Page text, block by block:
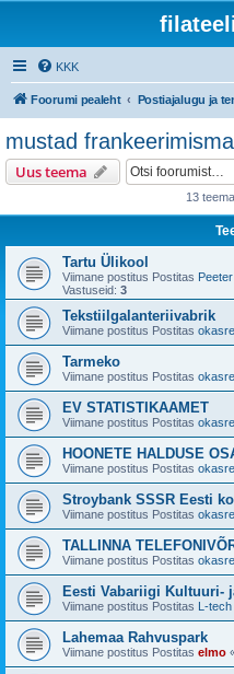
KKK
Foorumi pealeht
mustad
Uus teema
13
Tartu Ülikool
Viimane postitus Postitas
Vastuseid: 3
Tekstiilgalanteriivabrik
Viimane postitus Postitas
Tarmeko
Viimane postitus Postitas
EV STATISTIKAAMET
Viimane postitus Postitas
HOONETE HALDUSE
Viimane postitus Postitas
Stroybank SSSR Eesti
Viimane postitus Postitas
TALLINNA
Viimane postitus Postitas
Eesti Vabariigi Kultuuri-
Viimane postitus Postitas L-tech
Lahemaa Rahvuspark
Viimane postitus Postitas elmo